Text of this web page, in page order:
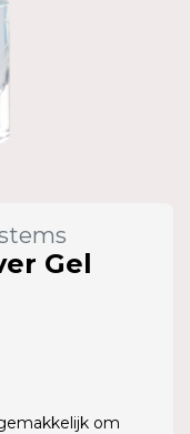
Gel
om